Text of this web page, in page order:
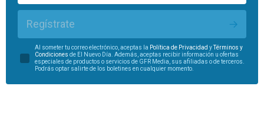
Regístrate
Al someter tu correo electrónico, aceptas la Política de Privacidad yTérminos y
Condiciones de El Nuevo Día. Además, aceptas recibir información u ofertas
especiales de productos o servicios de GFR Media, sus afiliadas o de terceros.
Podrás optar salirte de los boletines en cualquier momento.